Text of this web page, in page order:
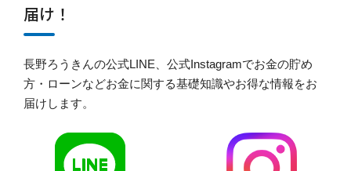
届け！
長野ろうきんの公式LINE、公式Instagramでお金の貯め
方・ローンなどお金に関する基礎知識やお得な情報をお
届けします。